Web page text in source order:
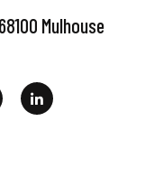
Mulhouse